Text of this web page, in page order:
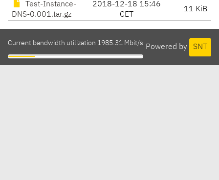
Test-Instance-
DNS-0.001.tar.gz
2018-12-18 15:46
CET
11 KiB
Powered by SNT
Current bandwidth utilization 1985.31 Mbit/s